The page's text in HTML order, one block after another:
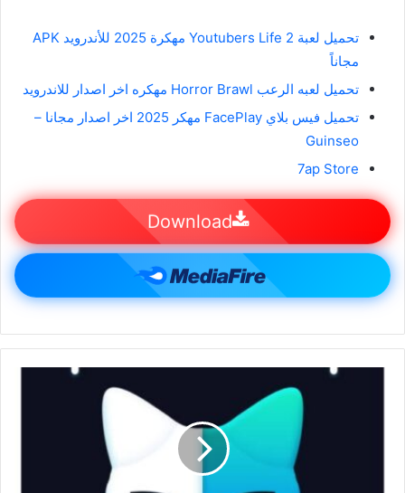
تحميل لعبة Youtubers Life 2 مهكرة 2025 للأندرويد APK
مجاناً
تحميل لعبه الرعب Horror Brawl مهكره اخر اصدار للاندرويد
تحميل فيس بلاي FacePlay مهكر 2025 اخر اصدار مجانا –
Guinseo
7ap Store
Download